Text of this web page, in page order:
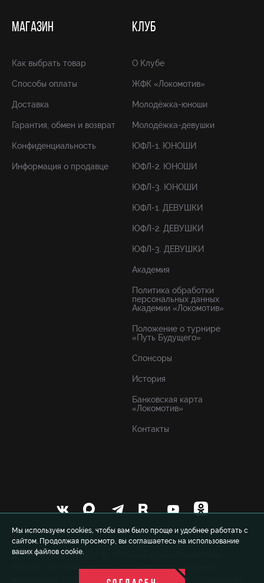
Мы используем cookies, чтобы вам было проще и удобнее работать с
сайтом. Продолжая просмотр, вы соглашаетесь на использование
ваших файлов cookie.
МАГАЗИН
Как выбрать товар
Способы оплаты
Доставка
Гарантия, обмен и возврат
Конфиденциальность
Информация о продавце
КЛУБ
О Клубе
ЖФК «Локомотив»
Молодёжка-юноши
Молодёжка-девушки
ЮФЛ-1. ЮНОШИ
ЮФЛ-2. ЮНОШИ
ЮФЛ-3. ЮНОШИ
ЮФЛ-1. ДЕВУШКИ
ЮФЛ-2. ДЕВУШКИ
ЮФЛ-3. ДЕВУШКИ
Академия
Политика обработки
персональных данных
Академии «Локомотив»
Положение о турнире
«Путь Будущего»
Спонсоры
История
Банковская карта
«Локомотив»
Контакты
© 1999-2026 FCLM.RU Футбольный клуб «Локомотив»
Москва. При полном или частичном использовании
материалов ссылка на официальный сайт ФК «Локомотив»